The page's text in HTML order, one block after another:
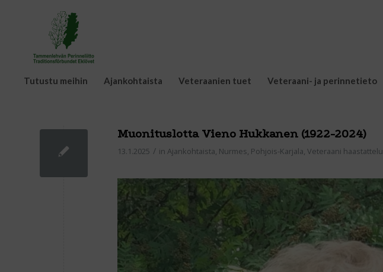
Tutustu meihin Ajankohtaista Veteraanien tuet Veteraani- ja perinnetieto
Muonituslotta Vieno Hukkanen (1922-2024)
13.1.2025 / in Ajankohtaista, Nurmes, Pohjois-Karjala, Veteraani haastattelu